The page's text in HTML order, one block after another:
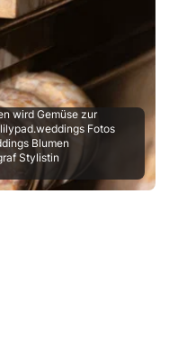
wird Gemüse zur
Fotos
Blumen
Stylistin